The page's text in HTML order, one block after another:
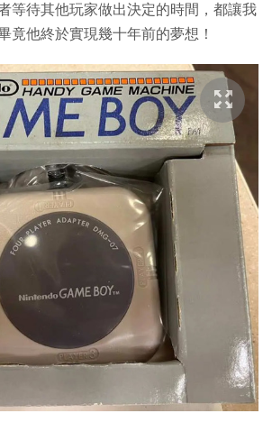
等待其他玩家做出決定的時間，都讓我
竟他終於實現幾十年前的夢想！